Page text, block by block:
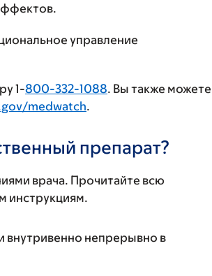
управление
1-800-332-1088. Вы также можете
medwatch.
препарат?
врача. Прочитайте всю
инструкциям.
внутривенно непрерывно в